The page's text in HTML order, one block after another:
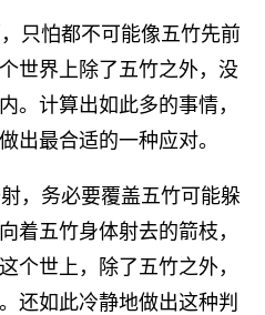
只怕都不可能像五竹先前
世界上除了五竹之外，没
。计算出如此多的事情，
出最合适的一种应对。
，务必要覆盖五竹可能躲
着五竹身体射去的箭枝，
世上，除了五竹之外，
还如此冷静地做出这种判